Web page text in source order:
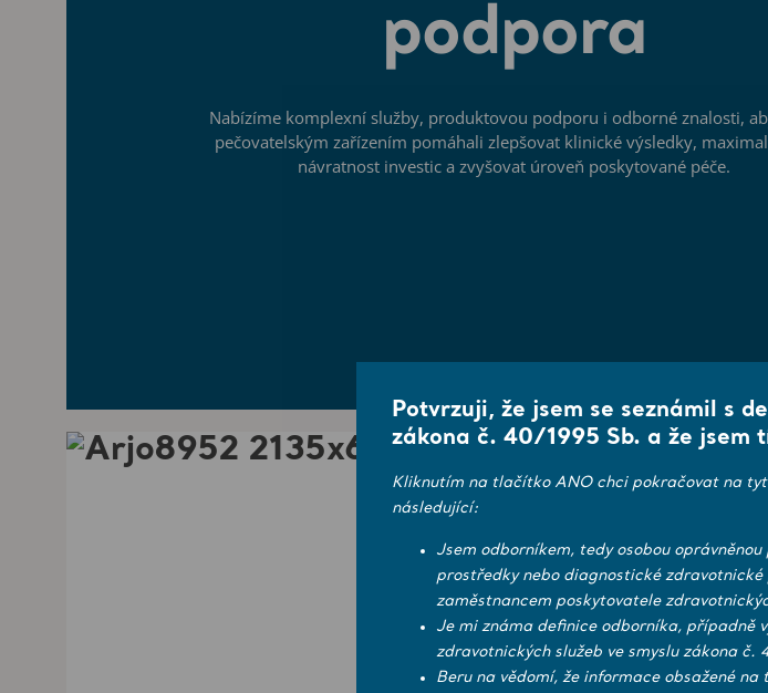
podpora
Nabízíme komplexní služby, produktovou podporu i odborné znalosti,
pečovatelským zařízením pomáhali zlepšovat klinické výsledky,
návratnost investic a zvyšovat úroveň poskytované péče.
Potvrzuji, že jsem se seznámil s
zákona č. 40/1995 Sb. a že jsem
Kliknutím na tlačítko ANO chci pokračovat na
následující:
Jsem odborníkem, tedy osobou
prostředky nebo diagnostické
zaměstnancem poskytovatele
Je mi známa definice odborníka, případně
zdravotnických služeb ve smyslu zákona č.
Beru na vědomí, že informace obsažené